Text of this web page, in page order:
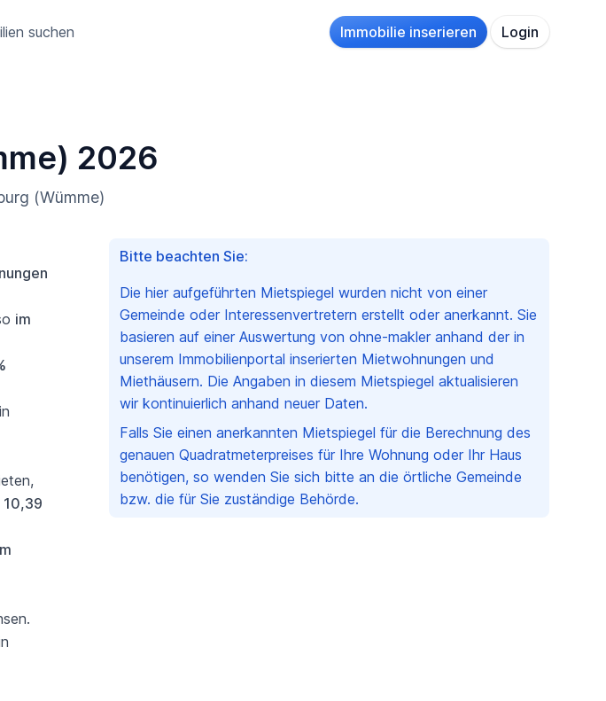
suchen Immobilie inserieren Login
2026
(Wümme)
im
10,39
Bitte beachten Sie:
Die hier aufgeführten Mietspiegel wurden nicht von einer
Gemeinde oder Interessenvertretern erstellt oder anerkannt. Sie
basieren auf einer Auswertung von ohne-makler anhand der in
unserem Immobilienportal inserierten Mietwohnungen und
Miethäusern. Die Angaben in diesem Mietspiegel aktualisieren
wir kontinuierlich anhand neuer Daten.
Falls Sie einen anerkannten Mietspiegel für die Berechnung des
genauen Quadratmeterpreises für Ihre Wohnung oder Ihr Haus
benötigen, so wenden Sie sich bitte an die örtliche Gemeinde
bzw. die für Sie zuständige Behörde.